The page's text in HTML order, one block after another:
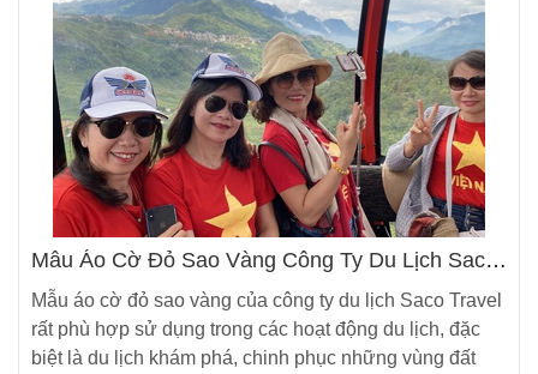
Mẫu Áo Cờ Đỏ Sao Vàng Công Ty Du Lịch Saco
Mẫu áo cờ đỏ sao vàng của công ty du lịch Saco Travel
rất phù hợp sử dụng trong các hoạt động du lịch, đặc
biệt là du lịch khám phá, chinh phục những vùng đất